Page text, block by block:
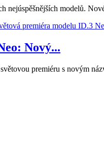
nejúspěšnějších modelů.
Nový...
premiéru s novým